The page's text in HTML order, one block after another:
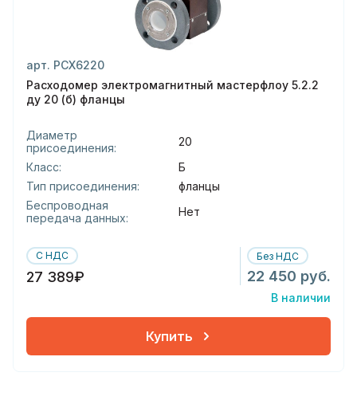
арт. РСХ6220
Расходомер электромагнитный мастерфлоу 5.2.2
ду 20 (б) фланцы
Диаметр
присоединения:
20
Класс:
Б
Тип присоединения:
фланцы
Беспроводная
передача данных:
Нет
С НДС
27 389₽
Без НДС
22 450 руб.
В наличии
Купить